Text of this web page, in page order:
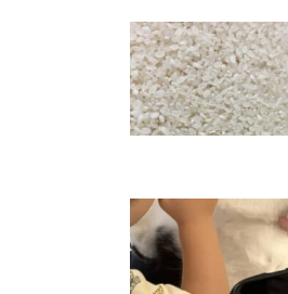
モノづくり技術者
ちょっと気になる